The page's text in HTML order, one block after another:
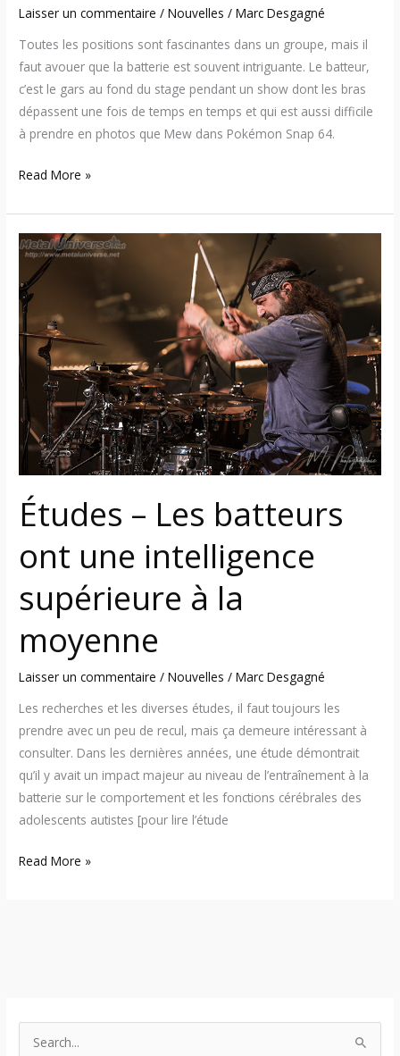
Laisser un commentaire /Nouvelles /Marc Desgagné
Toutes les positions sont fascinantes dans un groupe, mais il
faut avouer que la batterie est souvent intriguante. Le batteur,
c’est le gars au fond du stage pendant un show dont les bras
dépassent une fois de temps en temps et qui est aussi difficile
à prendre en photos que Mew dans Pokémon Snap 64.
Read More »
Études – Les batteurs
ont une intelligence
supérieure à la
moyenne
Laisser un commentaire /Nouvelles /Marc Desgagné
Les recherches et les diverses études, il faut toujours les
prendre avec un peu de recul, mais ça demeure intéressant à
consulter. Dans les dernières années, une étude démontrait
qu’il y avait un impact majeur au niveau de l’entraînement à la
batterie sur le comportement et les fonctions cérébrales des
adolescents autistes [pour lire l’étude
Études
Les
batteurs
ont
une
intelligence
supérieure
à
la
moyenne
Read More »